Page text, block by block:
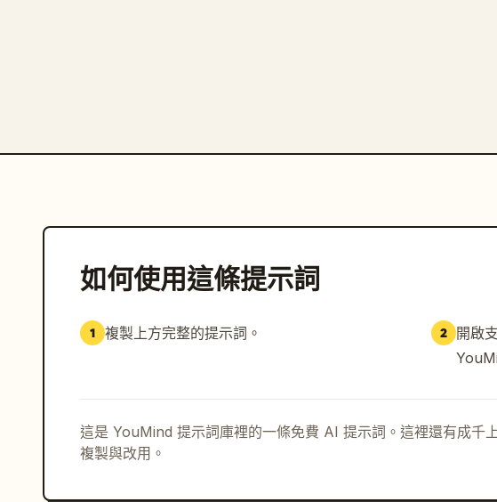
如何使用這條提示詞
1 複製上方完整的提示詞。 2 開啟
這是 YouMind 提示詞庫裡的一條免費 AI 提示詞。這裡還有成千
複製與改用。